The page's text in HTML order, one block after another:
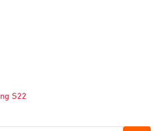
S22